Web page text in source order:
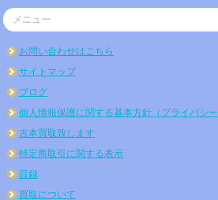
メニュー
お問い合わせはこちら
サイトマップ
ブログ
個人情報保護に関する基本方針（プライバシー
古本買取致します
特定商取引に関する表示
目録
買取について